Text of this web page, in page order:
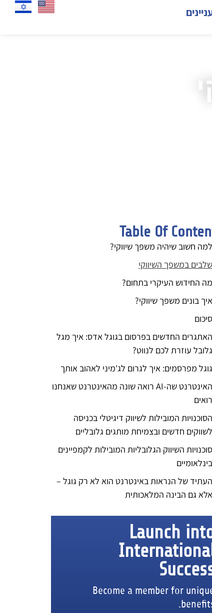
Table Of
למה חשוב שיהיה משפך שיווקי?
שלבים במשפך השיווקי
מה החידוש העיקרי בתחום?
איך בונים משפך שיווקי?
סיכום
האתגרים החדשים בפרסום בגוגל אדס: איך מגל
גלובל עוזרת לכם לנווט?
גוגל מפרסמים: איך לגרום לג'מיני לאהוב אותך
האינטרנט שה-AI רואה שונה מהאינטרנט שאנחנו
רואים
הסוכנויות המובילות לשיווק דיגיטלי בכניסה
לשווקים חדשים ובצמיחת מותגים גלובליים
סוכנויות השיווק הגלובליות המובילות לקמפיינים
בינלאומיים
העתיד של הנראות באינטרנט הוא לא רק גוגל –
אלא גם הבינה המלאכותית
Launch
Become a member for